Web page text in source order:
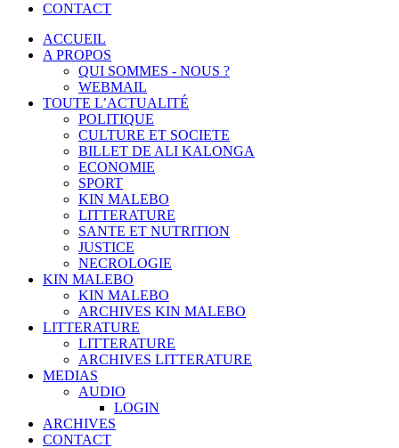
CONTACT
ACCUEIL
A PROPOS
QUI SOMMES - NOUS ?
WEBMAIL
TOUTE L’ACTUALITÉ
POLITIQUE
CULTURE ET SOCIETE
BILLET DE ALI KALONGA
ECONOMIE
SPORT
KIN MALEBO
LITTERATURE
SANTE ET NUTRITION
JUSTICE
NECROLOGIE
KIN MALEBO
KIN MALEBO
ARCHIVES KIN MALEBO
LITTERATURE
LITTERATURE
ARCHIVES LITTERATURE
MEDIAS
AUDIO
LOGIN
ARCHIVES
CONTACT